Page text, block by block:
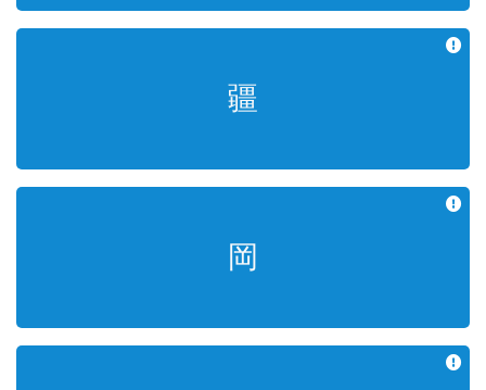
疆
지경 강
岡
산등성이 강